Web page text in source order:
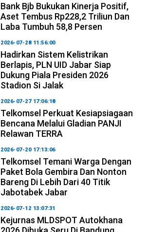
Bank Bjb Bukukan Kinerja Positif,
Aset Tembus Rp228,2 Triliun Dan
Laba Tumbuh 58,8 Persen
2026-07-28 11:56:00
Hadirkan Sistem Kelistrikan
Berlapis, PLN UID Jabar Siap
Dukung Piala Presiden 2026
Stadion Si Jalak
2026-07-27 17:06:18
Telkomsel Perkuat Kesiapsiagaan
Bencana Melalui Gladian PANJI
Relawan TERRA
2026-07-20 17:13:06
Telkomsel Temani Warga Dengan
Paket Bola Gembira Dan Nonton
Bareng Di Lebih Dari 40 Titik
Jabotabek Jabar
2026-07-12 13:07:31
Kejurnas MLDSPOT Autokhana